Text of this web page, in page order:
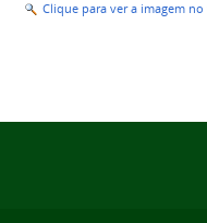
Clique para ver a imagem